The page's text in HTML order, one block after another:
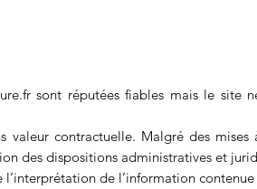
sont réputées fiables mais le site
valeur contractuelle. Malgré des
des dispositions administratives et
de l’information contenue